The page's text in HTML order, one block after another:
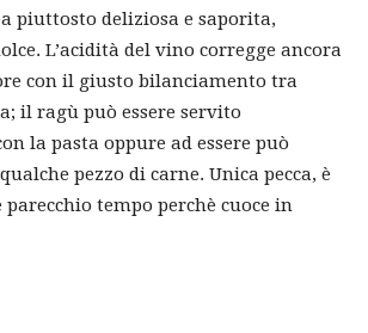
piuttosto deliziosa e saporita,
L’acidità del vino corregge ancora
con il giusto bilanciamento tra
il ragù può essere servito
la pasta oppure ad essere può
pezzo di carne. Unica pecca, è
parecchio tempo perchè cuoce in